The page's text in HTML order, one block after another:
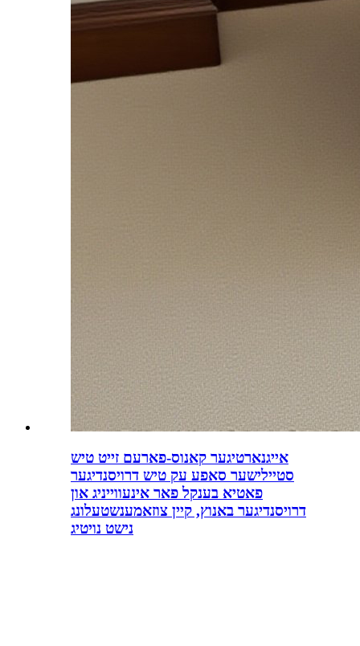
אייגנארטיגער קאנוס-פארעם זייט טיש
סטיילישער סאפע עק טיש דרויסנדיגער
פאטיא בענקל פאר אינעווייניג און
דרויסנדיגער באנוץ, קיין צוזאמענשטעלונג
נישט נויטיג